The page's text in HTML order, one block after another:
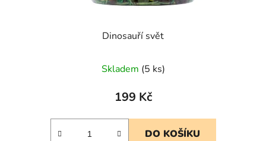
Dinosauří svět
Skladem (5 ks)
199 Kč
DO KOŠÍKU